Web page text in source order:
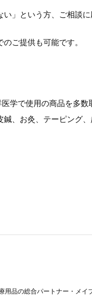
い」という方、ご相談
ご提供も可能です。
学で使用の商品を多数
、お灸、テーピング
用品の総合パートナー・メイ